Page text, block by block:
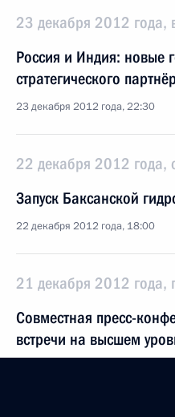
23 декабря 2012 года,
Россия и Индия: новые
стратегического
23 декабря 2012 года, 22:30
22 декабря 2012 года,
Запуск Баксанской
22 декабря 2012 года, 18:00
21 декабря 2012 года,
Совместная пресс-
встречи на высшем
союз